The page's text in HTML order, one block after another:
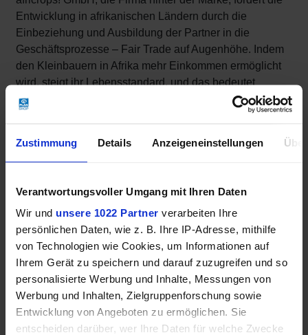
Zustimmung Details Anzeigeneinstellungen
Verantwortungsvoller Umgang mit Ihren Daten
Wir und unsere 1022 Partner verarbeiten Ihre
persönlichen Daten, wie z. B. Ihre IP-Adresse, mithilfe
von Technologien wie Cookies, um Informationen auf
Ihrem Gerät zu speichern und darauf zuzugreifen und so
personalisierte Werbung und Inhalte, Messungen von
Werbung und Inhalten, Zielgruppenforschung sowie
Entwicklung von Angeboten zu ermöglichen. Sie
entscheiden darüber, wer Ihre Daten für welche Zwecke
Entwicklung in afrikanischen Ländern durch die
Einbeziehung und Ausbildung der Partner in die
Geschäftsprozesse – Fair Trade auf Augenhöhe. Indem
den Kleinbauern in Afrika mehr Einkommen ermöglicht
wird, steigt ihr Lebensstandard, und das bedeutet
Zugang zu Bildung und Gesundheitsversorgung. Ein
nachhaltiger Beitrag zur „Hilfe zur Selbsthilfe“ in den